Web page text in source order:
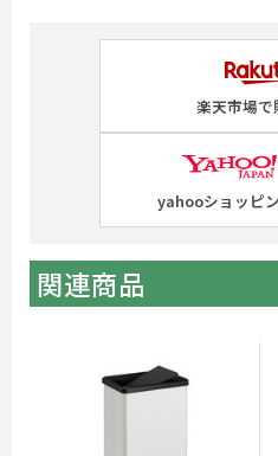
楽天市場で
yahooショッピ
関連商品